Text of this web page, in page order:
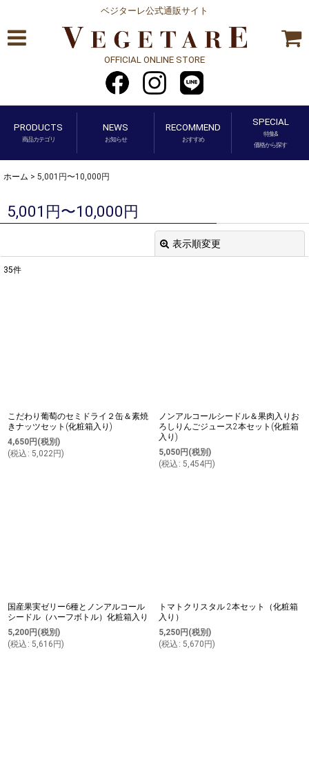
ベジターレ公式通販サイト
OFFICIAL ONLINE STORE
PRODUCTS
商品カテゴリ
NEWS
お知らせ
RECOMMEND
おすすめ
SPECIAL
特集&
価格から探す
ホーム > 5,001円〜10,000円
5,001円〜10,000円
表示順変更
35件
こだわり葡萄のセミドライ２缶＆素焼
きナッツセット(化粧箱入り)
4,650円 (税別)
(税込 : 5,022円)
ノンアルコールシードル＆果肉入りお
ろしりんごジュース2本セット(化粧箱
入り)
5,050円 (税別)
(税込 : 5,454円)
国産果実ゼリー6種とノンアルコール
シードル（ハーフボトル）化粧箱入り
5,200円 (税別)
(税込 : 5,616 円)
トマトクリスタル 2本セット（化粧箱
入り）
5,250円 (税別)
(税込 : 5,670 円)